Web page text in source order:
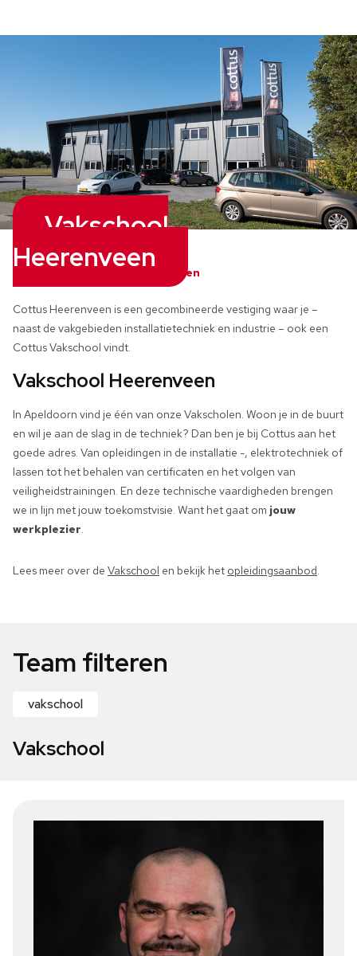
Vakschool Heerenveen
Vakschool
Heerenveen
Cottus Heerenveen is een gecombineerde vestiging waar je –
naast de vakgebieden installatietechniek en industrie – ook een
Cottus Vakschool vindt.
Vakschool Heerenveen
In Apeldoorn vind je één van onze Vakscholen. Woon je in de buurt
en wil je aan de slag in de techniek? Dan ben je bij Cottus aan het
goede adres. Van opleidingen in de installatie -, elektrotechniek of
lassen tot het behalen van certificaten en het volgen van
veiligheidstrainingen. En deze technische vaardigheden brengen
we in lijn met jouw toekomstvisie. Want het gaat om jouw
werkplezier.
Lees meer over de Vakschool en bekijk het opleidingsaanbod.
Team filteren
vakschool
Vakschool